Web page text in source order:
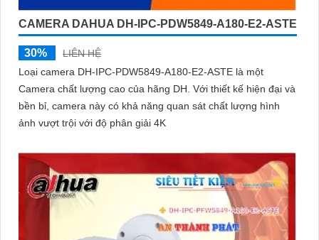
CAMERA DAHUA DH-IPC-PDW5849-A180-E2-ASTE
30%
LIÊN HỆ
Loại camera DH-IPC-PDW5849-A180-E2-ASTE là một
Camera chất lượng cao của hãng DH. Với thiết kế hiện đại và
bền bỉ, camera này có khả năng quan sát chất lượng hình
ảnh vượt trội với độ phân giải 4K